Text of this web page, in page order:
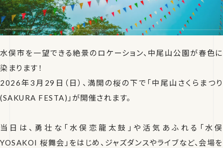
水俣市を一望できる絶景のロケーション、中尾山公園が春色に
染まります！
2026年3月29日（日）、満開の桜の下で「中尾山さくらまつり
(SAKURA FESTA)」が開催されます。
当日は、勇壮な「水俣恋龍太鼓」や活気あふれる「水俣
YOSAKOI 桜舞会」をはじめ、ジャズダンスやライブなど、会場を